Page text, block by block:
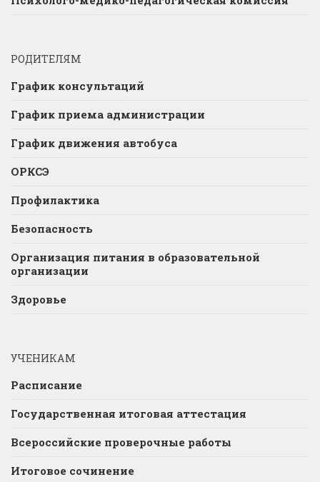
РОДИТЕЛЯМ
График консультаций
График приема администрации
График движения автобуса
ОРКСЭ
Профилактика
Безопасность
Организация питания в образовательной
организации
Здоровье
УЧЕНИКАМ
Расписание
Государственная итоговая аттестация
Всероссийские проверочные работы
Итоговое сочинение